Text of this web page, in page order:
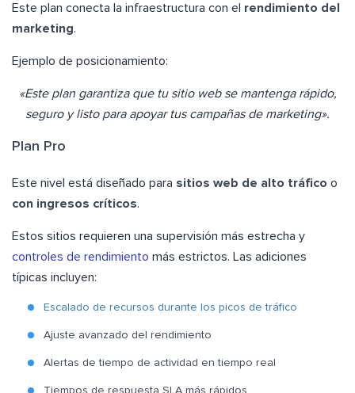
Este plan conecta la infraestructura con el rendimiento del
marketing.
Ejemplo de posicionamiento:
«Este plan garantiza que tu sitio web se mantenga rápido,
seguro y listo para apoyar tus campañas de marketing».
Plan Pro
Este nivel está diseñado para sitios web de alto tráfico o
con ingresos críticos.
Estos sitios requieren una supervisión más estrecha y
controles de rendimiento más estrictos. Las adiciones
típicas incluyen:
Escalado de recursos durante los picos de tráfico
Ajuste avanzado del rendimiento
Alertas de tiempo de actividad en tiempo real
Tiempos de respuesta SLA más rápidos